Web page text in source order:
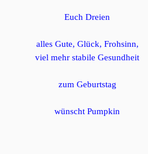
Euch Dreien
alles Gute, Glück, Frohsinn,
viel mehr stabile Gesundheit
zum Geburtstag
wünscht Pumpkin